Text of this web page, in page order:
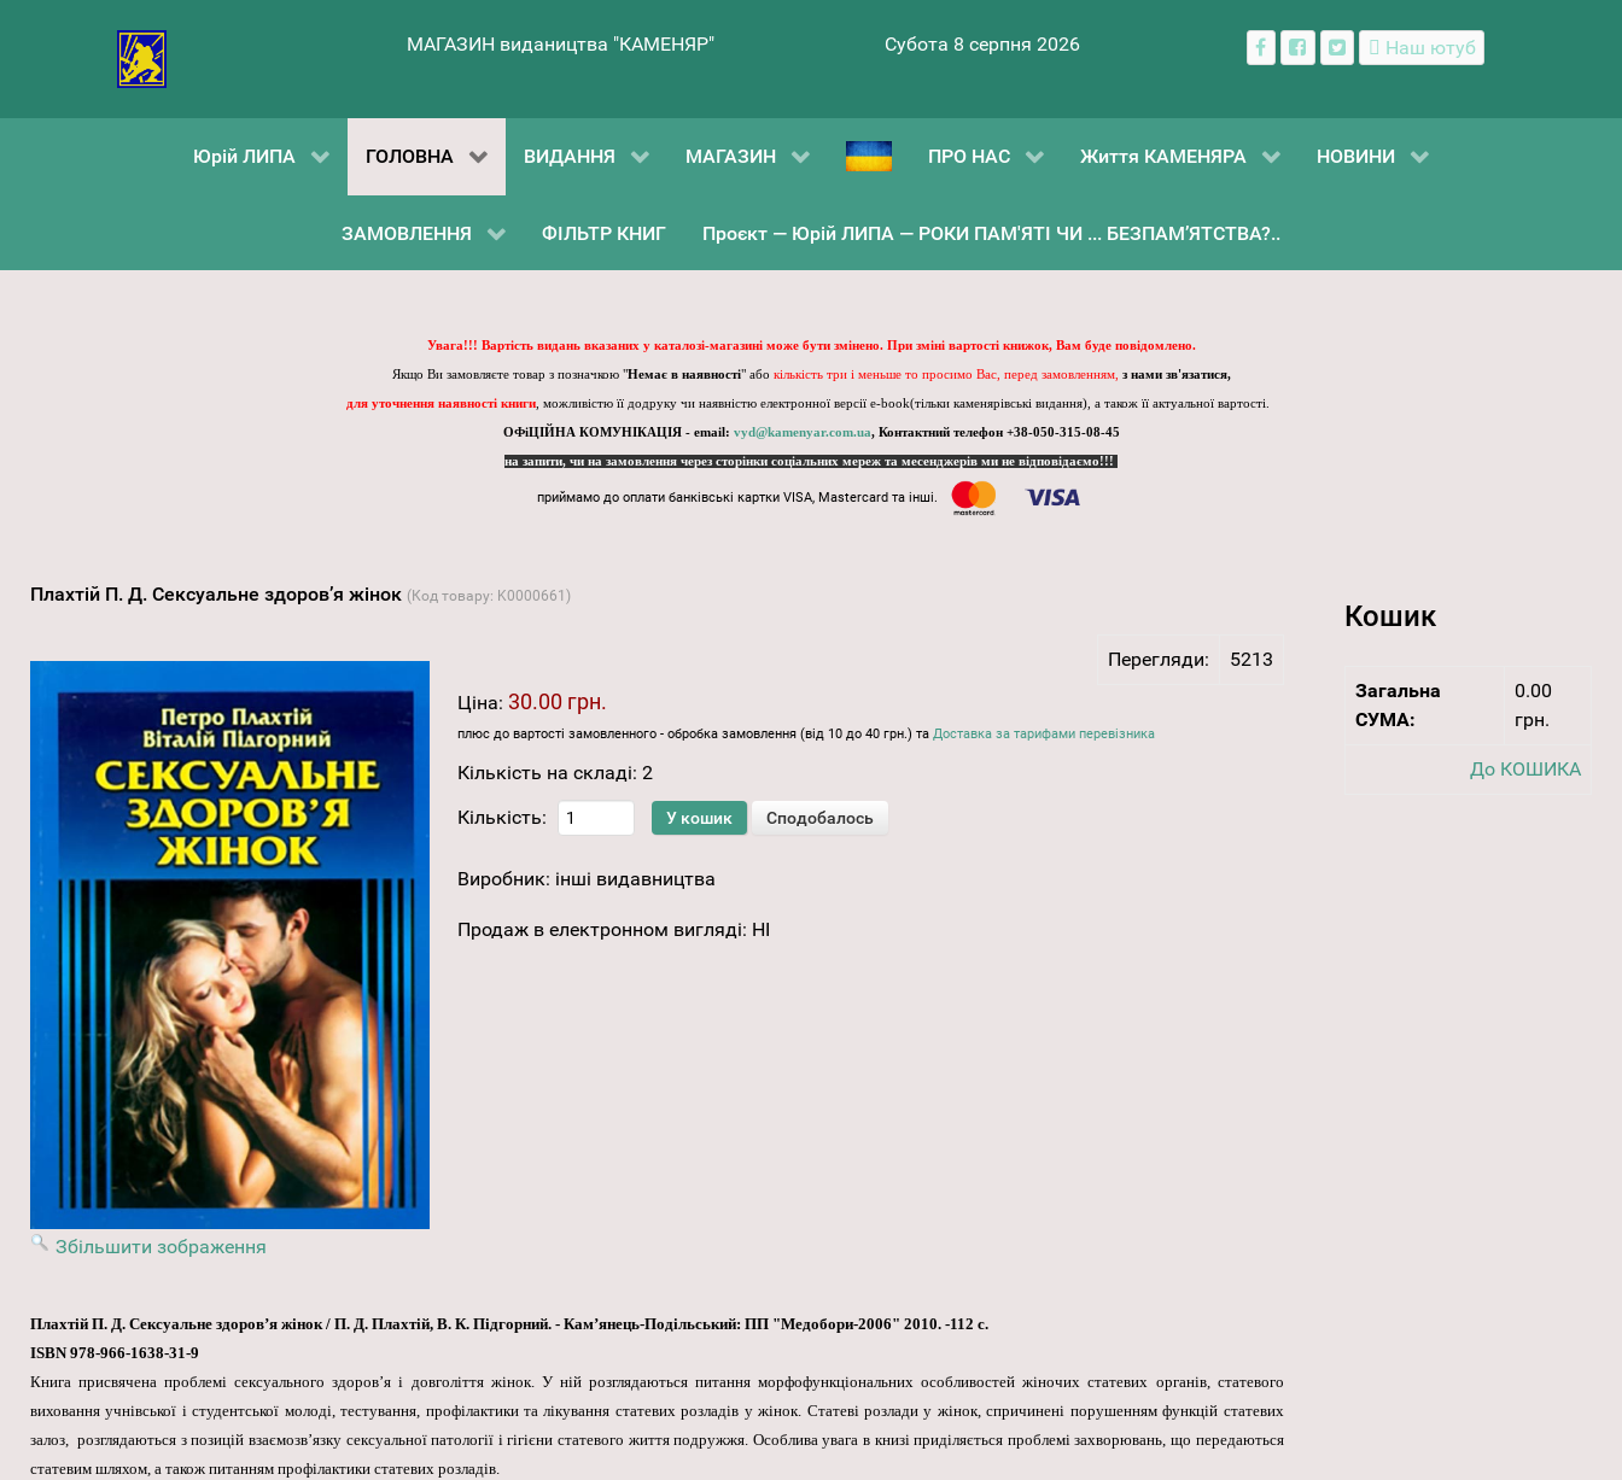
МАГАЗИН видаництва "КАМЕНЯР" Субота 8 серпня 2026 Наш ютуб
Юрій ЛИПА ГОЛОВНА ВИДАННЯ МАГАЗИН ПРО НАС Життя КАМЕНЯРА НОВИНИ
ЗАМОВЛЕННЯ ФІЛЬТР КНИГ Проєкт — Юрій ЛИПА — РОКИ ПАМ'ЯТІ ЧИ ... БЕЗПАМ’ЯТСТВА?..
Увага!!! Вартість видань вказаних у каталозі-магазині може бути змінено. При зміні вартості книжок, Вам буде повідомлено.
Якщо Ви замовляєте товар з позначкою "Немає в наявності" або кількість три і меньше то просимо Вас, перед замовленням, з нами зв'язатися,
для уточнення наявності книги, можливістю її додруку чи наявністю електронної версії e-book(тільки каменярівські видання), а також її актуальної вартості.
ОФіЦІЙНА КОМУНІКАЦІЯ - email: vyd@kamenyar.com.ua, Контактний телефон +38-050-315-08-45
на запити, чи на замовлення через сторінки соціальних мереж та месенджерів ми не відповідаємо!!!
приймамо до оплати банківські картки VISA, Mastercard та інші.
Плахтій П. Д. Сексуальне здоров’я жінок (Код товару: K0000661 )
Перегляди: 5213
Збільшити зображення
Ціна: 30.00 грн.
плюс до вартості замовленного - обробка замовлення (від 10 до 40 грн.) та Доставка за тарифами перевізника
Кількість на складі: 2
Кількість:
Виробник: інші видавництва
Продаж в електронном вигляді: НІ
Плахтій П. Д. Сексуальне здоров’я жінок / П. Д. Плахтій, В. К. Підгорний. - Кам’янець-Подільський: ПП "Медобори-2006" 2010. -112 с.
ISBN 978-966-1638-31-9
Книга присвячена проблемі сексуального здоров’я і довголіття жінок. У ній розглядаються питання морфофункціональних особливостей жіночих статевих органів, статевого
виховання учнівської і студентської молоді, тестування, профілактики та лікування статевих розладів у жінок. Статеві розлади у жінок, спричинені порушенням функцій статевих
залоз, розглядаються з позицій взаємозв’язку сексуальної патології і гігієни статевого життя подружжя. Особлива увага в книзі приділяється проблемі захворювань, що передаються
статевим шляхом, а також питанням профілактики статевих розладів.
Кошик
Загальна
СУМА:
0.00
грн.
До КОШИКА